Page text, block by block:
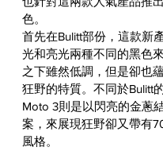
色。
首先在Bulitt部份，這款新
光和亮光兩種不同的黑色
之下雖然低調，但是卻也
狂野的特質。不同於Bulitt
Moto 3則是以閃亮的金蔥
案，來展現狂野卻又帶有
風格。